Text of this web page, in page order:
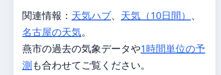
関連情報： 天気ハブ、 天気（10日間） 、
名古屋の天気。
燕市の過去の気象データや1時間単位の予
測も合わせてご覧ください。